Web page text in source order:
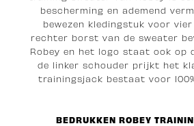
bescherming en ademend
bewezen kledingstuk voor vier
rechter borst van de sweater
Robey en het logo staat ook op
de linker schouder prijkt het
trainingsjack bestaat voor
BEDRUKKEN ROBEY